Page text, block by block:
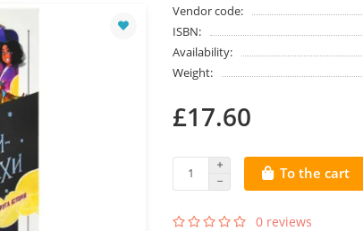
Vendor code:
ISBN:
Availability:
Weight:
£17.60
To the cart
0 reviews